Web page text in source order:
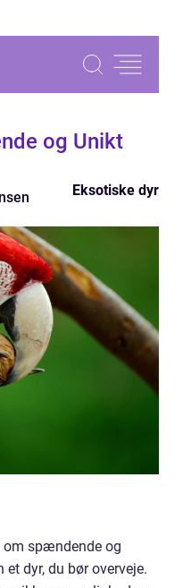
og Unikt
Eksotiske dyr
om spændende og
dyr, du bør overveje.